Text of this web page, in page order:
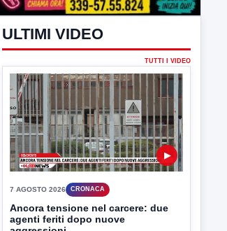
▶
7 AGOSTO 2026 CRONACA
Ancora tensione nel carcere: due
agenti feriti dopo nuove
aggressioni
Nuove giornate di tensioni nel carcere di
Benevento. Due detenuti...